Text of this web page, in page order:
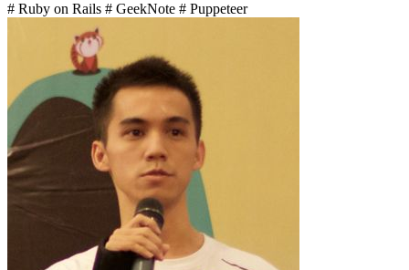
# Ruby on Rails # GeekNote # Puppeteer